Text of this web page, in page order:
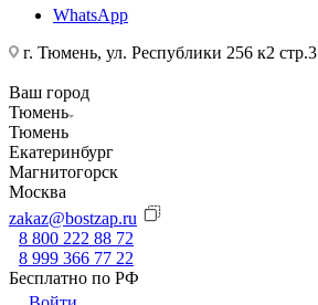
WhatsApp
г. Тюмень, ул. Республики 256 к2 стр.3
Ваш город
Тюмень
Тюмень
Екатеринбург
Магнитогорск
Москва
zakaz@bostzap.ru
8 800 222 88 72
8 999 366 77 22
Бесплатно по РФ